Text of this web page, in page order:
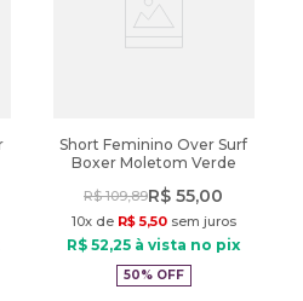
Short Feminino Over Surf
Boxer Moletom Verde
R$ 109,89R$ 55,00
10x de R$ 5,50sem juros
R$ 52,25 à vista no pix
50%OFF